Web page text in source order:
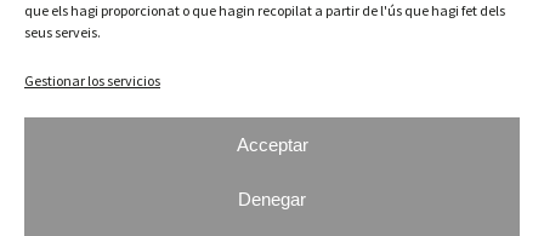
que els hagi proporcionat o que hagin recopilat a partir de l'ús que hagi fet dels
seus serveis.
Gestionar los servicios
Acceptar
Denegar
Notícies
Agenda
08820 El Prat de Llobregat
93 379 14 00
cov@cov.coop